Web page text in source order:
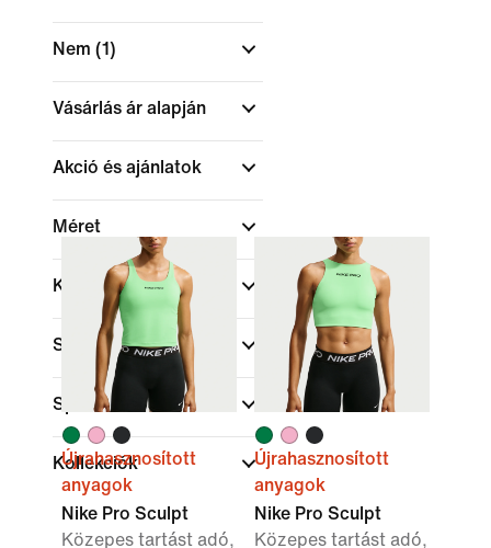
Nem (1)
Vásárlás ár alapján
Akció és ajánlatok
Méret
KOSÁR TÍPUS
Szín
Sportok
Kollekciók
Újrahasznosított
anyagok
Nike Pro Sculpt
Közepes tartást adó,
Újrahasznosított
anyagok
Nike Pro Sculpt
Közepes tartást adó,